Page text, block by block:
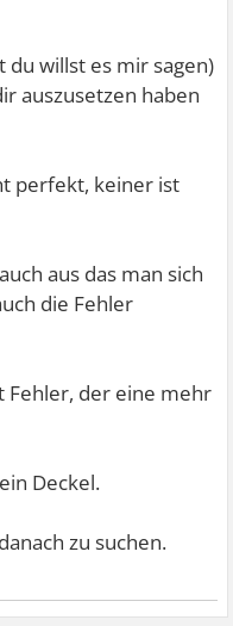
zu konzentrieren.
tanzt.
hat man auch
ist und das die Zeit
du willst es mir sagen)
auszusetzen haben
perfekt, keiner ist
aus das man sich
die Fehler
Fehler, der eine mehr
Deckel.
zu suchen.